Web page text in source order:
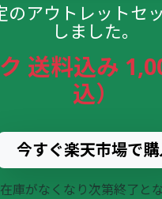
のアウトレットセ
しました。
送料込み
込）
今すぐ楽天市場で
庫がなくなり次第終了と